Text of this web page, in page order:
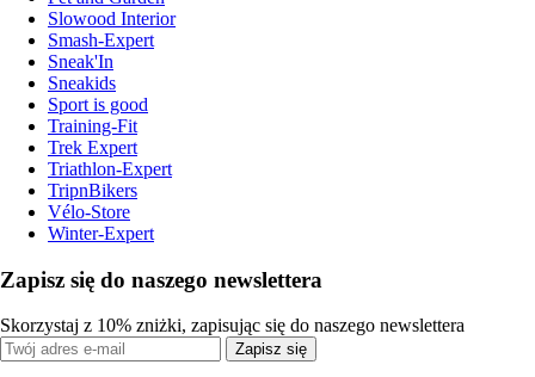
Slowood Interior
Smash-Expert
Sneak'In
Sneakids
Sport is good
Training-Fit
Trek Expert
Triathlon-Expert
TripnBikers
Vélo-Store
Winter-Expert
Zapisz się do naszego newslettera
Skorzystaj z 10% zniżki, zapisując się do naszego newslettera
Zapisz się